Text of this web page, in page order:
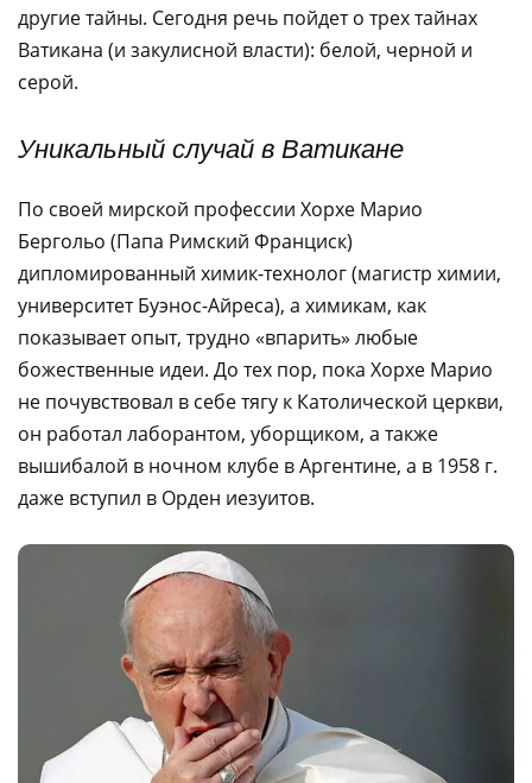
другие тайны. Сегодня речь пойдет о трех тайнах
Ватикана (и закулисной власти): белой, черной и
серой.
Уникальный случай в Ватикане
По своей мирской профессии Хорхе Марио
Бергольо (Папа Римский Франциск)
дипломированный химик-технолог (магистр химии,
университет Буэнос-Айреса), а химикам, как
показывает опыт, трудно «впарить» любые
божественные идеи. До тех пор, пока Хорхе Марио
не почувствовал в себе тягу к Католической церкви,
он работал лаборантом, уборщиком, а также
вышибалой в ночном клубе в Аргентине, а в 1958 г.
даже вступил в Орден иезуитов.